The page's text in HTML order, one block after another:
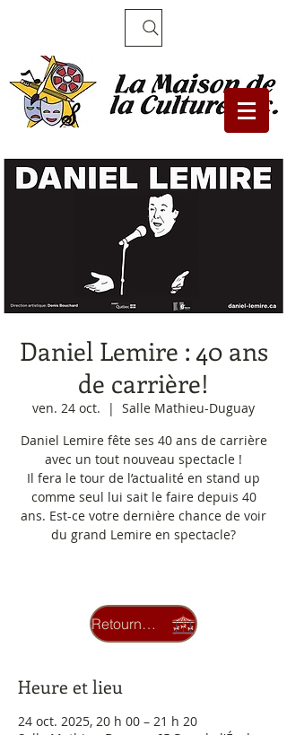
Daniel Lemire : 40 ans
de carrière!
ven. 24 oct.
  |
Salle Mathieu-Duguay
Daniel Lemire fête ses 40 ans de carrière
avec un tout nouveau spectacle !
Il fera le tour de l’actualité en stand up
comme seul lui sait le faire depuis 40
ans. Est-ce votre dernière chance de voir
du grand Lemire en spectacle?
Voir d'autres événements
Heure et lieu
24 oct. 2025, 20 h 00 – 21 h 20
Retourner au carrousel